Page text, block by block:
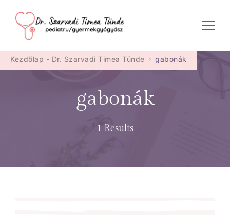
Dr. Szarvadi Timea Tünde
Kezdőlap - Dr. Szarvadi Timea Tünde gabonák
gabonák
1 Results